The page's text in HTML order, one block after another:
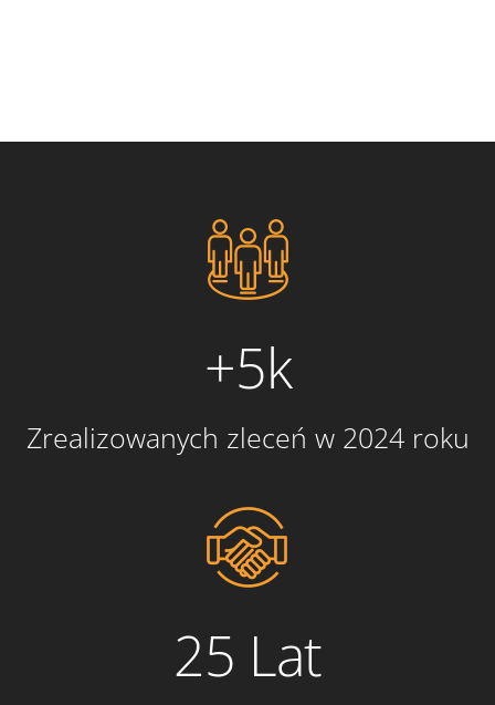
+5k
Zrealizowanych zleceń w 2024 roku
25 Lat